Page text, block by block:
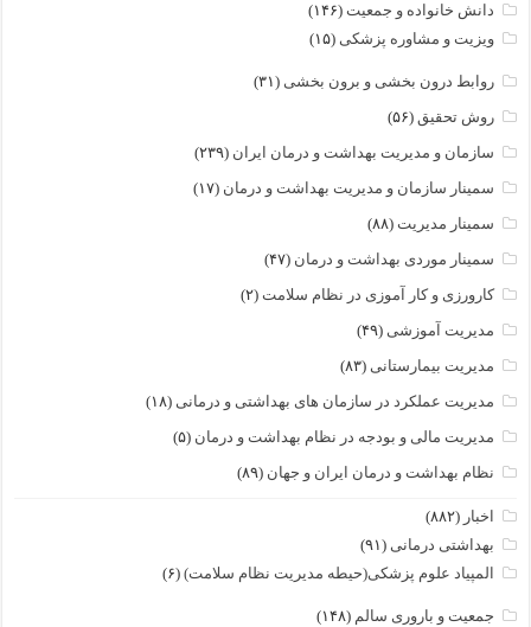
دانش خانواده و جمعیت (۱۴۶)
ویزیت و مشاوره پزشکی (۱۵)
روابط درون بخشی و برون بخشی (۳۱)
روش تحقیق (۵۶)
سازمان و مدیریت بهداشت و درمان ایران (۲۳۹)
سمینار سازمان و مدیریت بهداشت و درمان (۱۷)
سمینار مدیریت (۸۸)
سمینار موردی بهداشت و درمان (۴۷)
کارورزی و کار آموزی در نظام سلامت (۲)
مدیریت آموزشی (۴۹)
مدیریت بیمارستانی (۸۳)
مدیریت عملکرد در سازمان های بهداشتی و درمانی (۱۸)
مدیریت مالی و بودجه در نظام بهداشت و درمان (۵)
نظام بهداشت و درمان ایران و جهان (۸۹)
اخبار (۸۸۲)
بهداشتی درمانی (۹۱)
المپیاد علوم پزشکی(حیطه مدیریت نظام سلامت) (۶)
جمعیت و باروری سالم (۱۴۸)